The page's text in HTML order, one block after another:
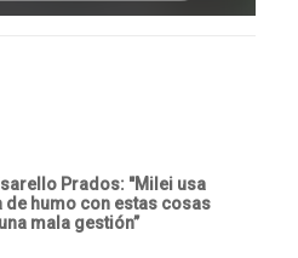
Prados: "Milei usa
de humo con estas cosas
mala gestión”